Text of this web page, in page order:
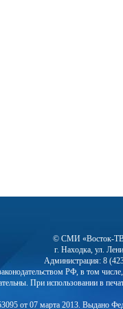
© СМИ «Восток-
г. Находка, ул.
Администрация: 8
РФ, в том
При использовании в
от 07 марта 2013. Выдано